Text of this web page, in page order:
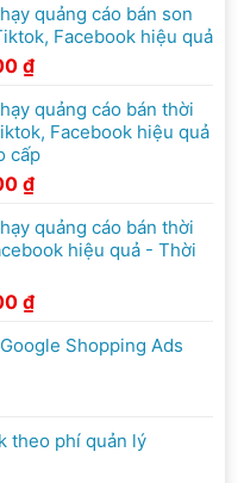
quảng cáo bán son
Facebook hiệu quả
₫
quảng cáo bán thời
Facebook hiệu quả
cấp
₫
quảng cáo bán thời
hiệu quả - Thời
₫
Shopping Ads
theo phí quản lý